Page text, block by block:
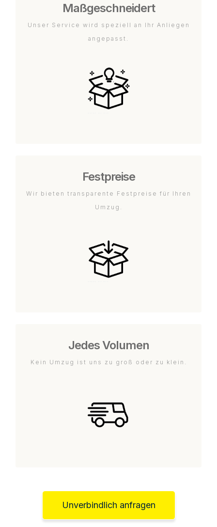
Maßgeschneidert
Unser Service wird speziell an Ihr Anliegen
angepasst.
Festpreise
Wir bieten transparente Festpreise für Ihren
Umzug.
Jedes Volumen
Kein Umzug ist uns zu groß oder zu klein.
Unverbindlich anfragen